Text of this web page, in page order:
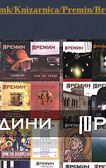
Knizarnica/Premin/